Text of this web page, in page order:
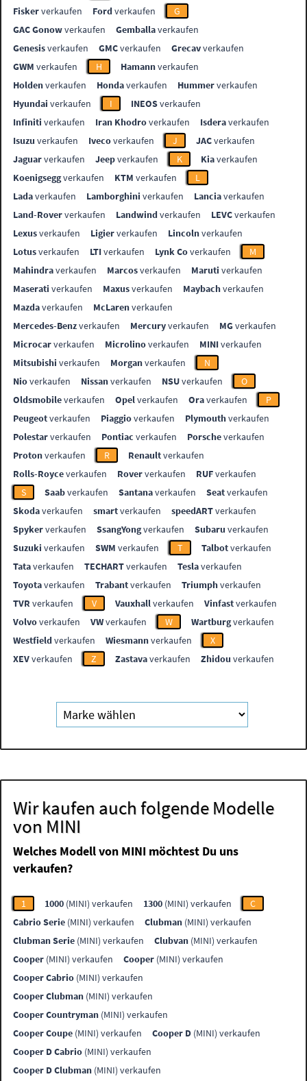
Fiskerverkaufen Fordverkaufen
G
GAC Gonowverkaufen Gemballaverkaufen
Genesisverkaufen GMCverkaufen Grecavverkaufen
GWM verkaufen H Hamannverkaufen
Holdenverkaufen Hondaverkaufen Hummerverkaufen
Hyundai verkaufen I INEOSverkaufen
Infiniti verkaufen Iran Khodroverkaufen Isderaverkaufen
Isuzu verkaufen Ivecoverkaufen J JACverkaufen
Jaguarverkaufen Jeepverkaufen K Kiaverkaufen
Koenigseggverkaufen KTM verkaufen
L
Ladaverkaufen Lamborghini verkaufen Lanciaverkaufen
Land-Roververkaufen Landwindverkaufen LEVCverkaufen
Lexusverkaufen Ligierverkaufen Lincolnverkaufen
Lotusverkaufen LTIverkaufen Lynk Coverkaufen
M
Mahindraverkaufen Marcosverkaufen Maruti verkaufen
Maserati verkaufen Maxusverkaufen Maybachverkaufen
Mazdaverkaufen McLarenverkaufen
Mercedes-Benzverkaufen Mercuryverkaufen MGverkaufen
Microcarverkaufen Microlinoverkaufen MINIverkaufen
Mitsubishi verkaufen Morganverkaufen
N
Nioverkaufen Nissanverkaufen NSUverkaufen
O
Oldsmobileverkaufen Opelverkaufen Oraverkaufen
P
Peugeotverkaufen Piaggioverkaufen Plymouthverkaufen
Polestarverkaufen Pontiac verkaufen Porscheverkaufen
Protonverkaufen R Renaultverkaufen
Rolls-Royceverkaufen Roververkaufen RUFverkaufen
S
Saabverkaufen Santanaverkaufen Seatverkaufen
Skodaverkaufen smartverkaufen speedARTverkaufen
Spykerverkaufen SsangYongverkaufen Subaru verkaufen
Suzuki verkaufen SWM verkaufen T Talbotverkaufen
Tataverkaufen TECHARTverkaufen Teslaverkaufen
Toyotaverkaufen Trabantverkaufen Triumphverkaufen
TVR verkaufen V Vauxhallverkaufen Vinfastverkaufen
Volvoverkaufen VWverkaufen W Wartburgverkaufen
Westfieldverkaufen Wiesmannverkaufen
X
XEVverkaufen Z Zastavaverkaufen Zhidou verkaufen
Wir kaufen auch folgende Modelle
von MINI
Welches Modell von MINI möchtest Du uns
verkaufen?
1 1000 (MINI) verkaufen 1300 (MINI) verkaufen
C
Cabrio Serie (MINI) verkaufen Clubman (MINI) verkaufen
Clubman Serie (MINI) verkaufen Clubvan (MINI) verkaufen
Cooper (MINI) verkaufen Cooper (MINI) verkaufen
Cooper Cabrio (MINI) verkaufen
Cooper Clubman (MINI) verkaufen
Cooper Countryman (MINI) verkaufen
Cooper Coupe (MINI) verkaufen Cooper D (MINI) verkaufen
Cooper D Cabrio (MINI) verkaufen
Cooper D Clubman (MINI) verkaufen